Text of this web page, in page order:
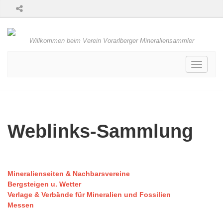
Willkommen beim Verein Vorarlberger Mineraliensammler
Toggle
Weblinks-Sammlung
Mineralienseiten & Nachbarsvereine
Bergsteigen u. Wetter
Verlage & Verbände für Mineralien und Fossilien
Messen